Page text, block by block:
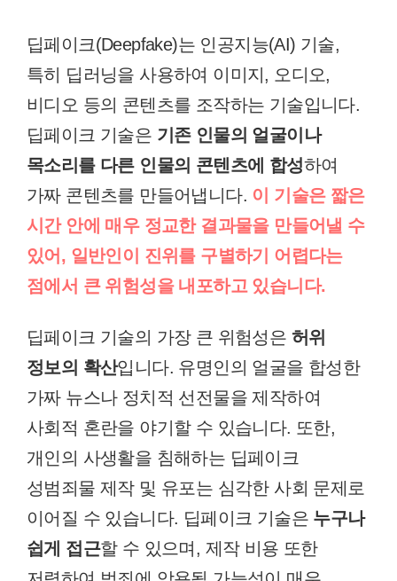
딥페이크(Deepfake)는 인공지능(AI) 기술,
특히 딥러닝을 사용하여 이미지, 오디오,
비디오 등의 콘텐츠를 조작하는 기술입니다.
딥페이크 기술은 기존 인물의 얼굴이나
목소리를 다른 인물의 콘텐츠에 합성하여
가짜 콘텐츠를 만들어냅니다. 이 기술은 짧은
시간 안에 매우 정교한 결과물을 만들어낼 수
있어, 일반인이 진위를 구별하기 어렵다는
점에서 큰 위험성을 내포하고 있습니다.
딥페이크 기술의 가장 큰 위험성은 허위
정보의 확산입니다. 유명인의 얼굴을 합성한
가짜 뉴스나 정치적 선전물을 제작하여
사회적 혼란을 야기할 수 있습니다. 또한,
개인의 사생활을 침해하는 딥페이크
성범죄물 제작 및 유포는 심각한 사회 문제로
이어질 수 있습니다. 딥페이크 기술은 누구나
쉽게 접근할 수 있으며, 제작 비용 또한